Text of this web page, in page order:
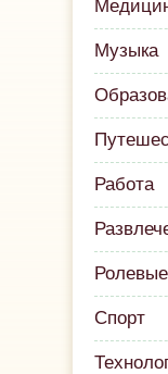
Музыка
Работа
Спорт